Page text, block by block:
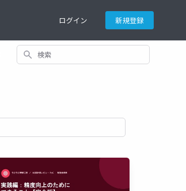
ログイン 新規登録
検索